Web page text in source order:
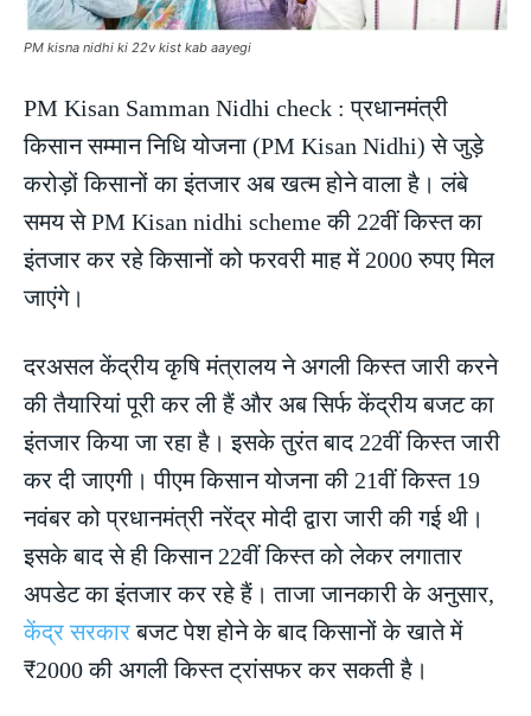
PM kisna nidhi ki 22v kist kab aayegi
PM Kisan Samman Nidhi check : प्रधानमंत्री
किसान सम्मान निधि योजना (PM Kisan Nidhi) से जुड़े
करोड़ों किसानों का इंतजार अब खत्म होने वाला है। लंबे
समय से PM Kisan nidhi scheme की 22वीं किस्त का
इंतजार कर रहे किसानों को फरवरी माह में 2000 रुपए मिल
जाएंगे।
दरअसल केंद्रीय कृषि मंत्रालय ने अगली किस्त जारी करने
की तैयारियां पूरी कर ली हैं और अब सिर्फ केंद्रीय बजट का
इंतजार किया जा रहा है। इसके तुरंत बाद 22वीं किस्त जारी
कर दी जाएगी। पीएम किसान योजना की 21वीं किस्त 19
नवंबर को प्रधानमंत्री नरेंद्र मोदी द्वारा जारी की गई थी।
इसके बाद से ही किसान 22वीं किस्त को लेकर लगातार
अपडेट का इंतजार कर रहे हैं। ताजा जानकारी के अनुसार,
केंद्र सरकारबजट पेश होने के बाद किसानों के खाते में
₹2000 की अगली किस्त ट्रांसफर कर सकती है।